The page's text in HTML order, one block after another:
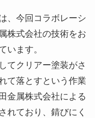
、今回コラボレーシ
株式会社の技術をお
います。
てクリアー塗装がさ
て落とすという作業
金属株式会社による
れており、錆びにく